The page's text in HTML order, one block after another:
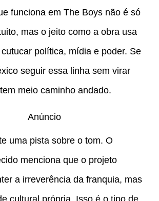
funciona em The Boys não é só
mas o jeito como a obra usa
política, mídia e poder. Se
seguir essa linha sem virar
meio caminho andado.
Anúncio
uma pista sobre o tom. O
menciona que o projeto
a irreverência da franquia, mas